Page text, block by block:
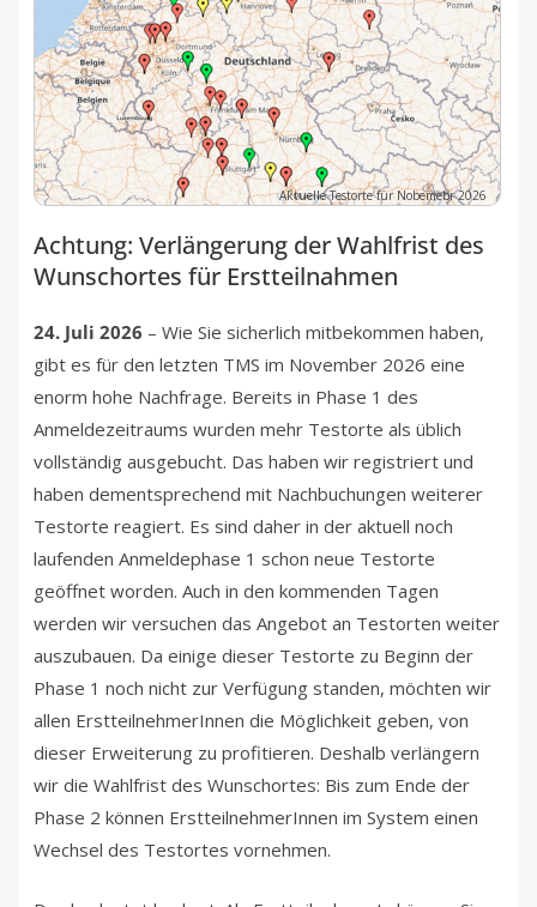
Aktuelle Testorte für Nobemebr 2026
Achtung: Verlängerung der Wahlfrist des
Wunschortes für Erstteilnahmen
24. Juli 2026 – Wie Sie sicherlich mitbekommen haben,
gibt es für den letzten TMS im November 2026 eine
enorm hohe Nachfrage. Bereits in Phase 1 des
Anmeldezeitraums wurden mehr Testorte als üblich
vollständig ausgebucht. Das haben wir registriert und
haben dementsprechend mit Nachbuchungen weiterer
Testorte reagiert. Es sind daher in der aktuell noch
laufenden Anmeldephase 1 schon neue Testorte
geöffnet worden. Auch in den kommenden Tagen
werden wir versuchen das Angebot an Testorten weiter
auszubauen. Da einige dieser Testorte zu Beginn der
Phase 1 noch nicht zur Verfügung standen, möchten wir
allen ErstteilnehmerInnen die Möglichkeit geben, von
dieser Erweiterung zu profitieren. Deshalb verlängern
wir die Wahlfrist des Wunschortes: Bis zum Ende der
Phase 2 können ErstteilnehmerInnen im System einen
Wechsel des Testortes vornehmen.